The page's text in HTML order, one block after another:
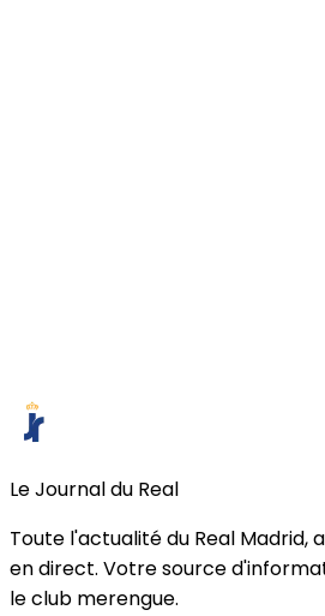
Le Journal du Real
Toute l'actualité du Real Madrid,
en direct. Votre source
le club merengue.